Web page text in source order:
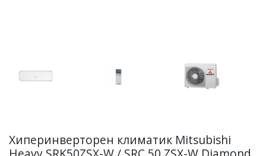
Хиперинверторен климатик Mitsubishi